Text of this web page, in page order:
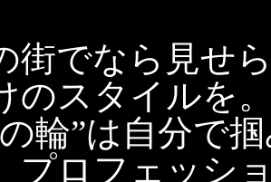
でなら見せ
のスタイルを
輪”は自分で
プロフェッシ